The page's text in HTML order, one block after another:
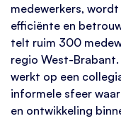
medewerkers,
efficiënte en
telt ruim 300
regio West-
werkt op een
informele sfeer
en ontwikkeling